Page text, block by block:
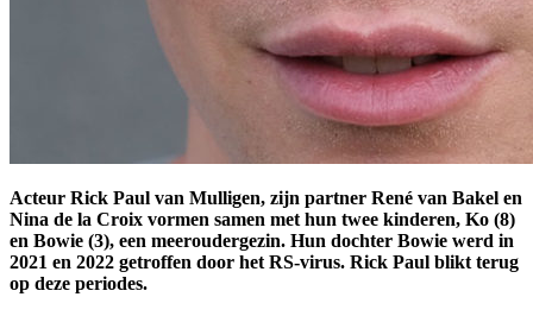
Acteur Rick Paul van Mulligen, zijn partner René van Bakel en
Nina de la Croix vormen samen met hun twee kinderen, Ko (8)
en Bowie (3), een meeroudergezin. Hun dochter Bowie werd in
2021 en 2022 getroffen door het RS-virus. Rick Paul blikt terug
op deze periodes.